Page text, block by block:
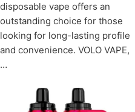
disposable vape offers an
outstanding choice for those
looking for long-lasting profile
and convenience. VOLO VAPE,
…